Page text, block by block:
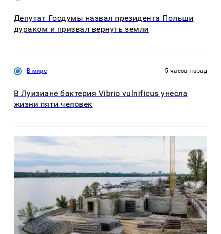
Депутат Госдумы назвал президента Польши
дураком и призвал вернуть земли
В мире 5 часов назад
В Луизиане бактерия Vibrio vulnificus унесла
жизни пяти человек